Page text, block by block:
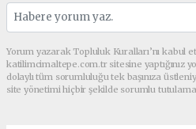
Yorum yazarak Topluluk Kuralları’nı kabul
katilimcimaltepe.com.tr sitesine yaptığınız
dolaylı tüm sorumluluğu tek başınıza
site yönetimi hiçbir şekilde sorumlu